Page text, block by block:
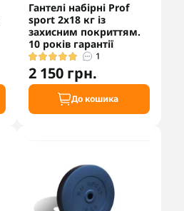
Гантелі набірні Prof
sport 2х18 кг із
захисним покриттям.
10 років гарантії
1
2 150 грн.
До кошика